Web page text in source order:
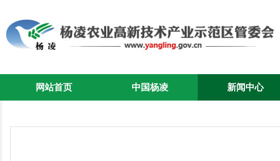
网站首页 中国杨凌 新闻中心